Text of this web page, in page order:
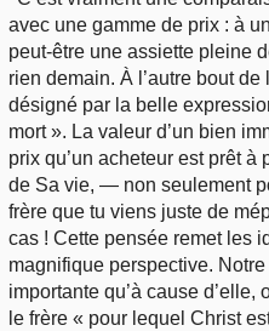
avec une gamme de prix : à
peut-être une assiette pleine
rien demain. À l’autre bout
désigné par la belle
mort ». La valeur d’un bien
prix qu’un acheteur est prêt à
de Sa vie, — non seulement
frère que tu viens juste de
cas ! Cette pensée remet les
magnifique perspective.
importante qu’à cause
le frère « pour lequel Christ